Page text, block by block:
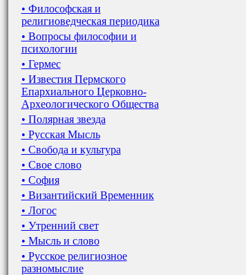
• Философская и
религиоведческая периодика
• Вопросы философии и
психологии
• Гермес
• Известия Пермского
Епархиального Церковно-
Археологического Общества
• Полярная звезда
• Русская Мысль
• Свобода и культура
• Свое слово
• София
• Византийский Временник
• Логос
• Утренний свет
• Мысль и слово
• Русское религиозное
разномыслие